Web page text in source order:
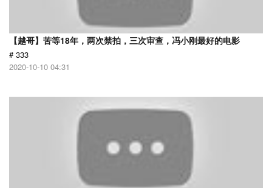
【越哥】苦等18年，两次禁拍，三次审查，冯小刚最好的电影
# 333
2020-10-10 04:31